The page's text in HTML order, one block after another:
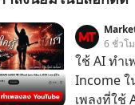
6 ชั่วโ
ใช้ AI ทำเ
Income
เพลงที่ใช้